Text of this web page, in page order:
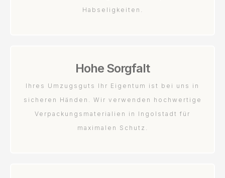
Habseligkeiten.
Hohe Sorgfalt
Ihres Umzugsguts Ihr Eigentum ist bei uns in
sicheren Händen. Wir verwenden hochwertige
Verpackungsmaterialien in Ingolstadt für
maximalen Schutz.